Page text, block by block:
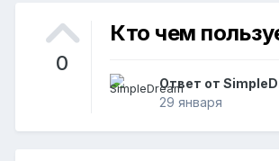
0
Кто чем
Ответ от
29 января